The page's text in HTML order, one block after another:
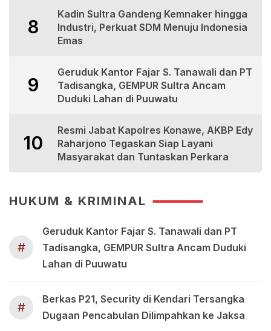
8
Kadin Sultra Gandeng Kemnaker hingga
Industri, Perkuat SDM Menuju Indonesia
Emas
9
Geruduk Kantor Fajar S. Tanawali dan PT
Tadisangka, GEMPUR Sultra Ancam
Duduki Lahan di Puuwatu
10
Resmi Jabat Kapolres Konawe, AKBP Edy
Raharjono Tegaskan Siap Layani
Masyarakat dan Tuntaskan Perkara
HUKUM & KRIMINAL
#
Geruduk Kantor Fajar S. Tanawali dan PT
Tadisangka, GEMPUR Sultra Ancam Duduki
Lahan di Puuwatu
#
Berkas P21, Security di Kendari Tersangka
Dugaan Pencabulan Dilimpahkan ke Jaksa